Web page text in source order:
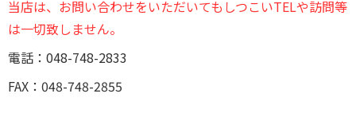
当店は、お問い合わせをいただいてもしつこいTELや訪問等
は一切致しません。
電話：048-748-2833
FAX：048-748-2855